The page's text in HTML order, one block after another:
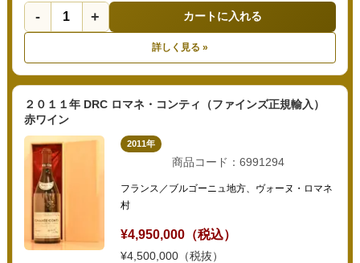
- + カートに入れる
詳しく見る »
２０１１年 DRC ロマネ・コンティ（ファインズ正規輸入）
赤ワイン
2011年
商品コード：6991294
フランス／ブルゴーニュ地方、ヴォーヌ・ロマネ
村
¥4,950,000（税込）
¥4,500,000（税抜）